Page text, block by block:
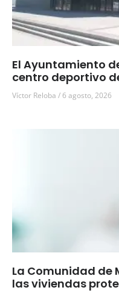
El Ayuntamiento
centro deportivo
Víctor Reloba 6 agosto, 2026
La Comunidad de
las viviendas